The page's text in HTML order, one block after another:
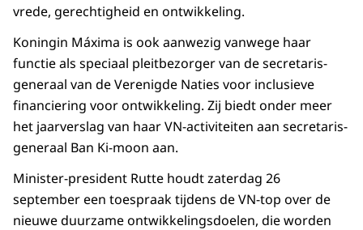
vrede, gerechtigheid en ontwikkeling.
Koningin Máxima is ook aanwezig vanwege haar
functie als speciaal pleitbezorger van de secretaris-
generaal van de Verenigde Naties voor inclusieve
financiering voor ontwikkeling. Zij biedt onder meer
het jaarverslag van haar VN-activiteiten aan secretaris-
generaal Ban Ki-moon aan.
Minister-president Rutte houdt zaterdag 26
september een toespraak tijdens de VN-top over de
nieuwe duurzame ontwikkelingsdoelen, die worden